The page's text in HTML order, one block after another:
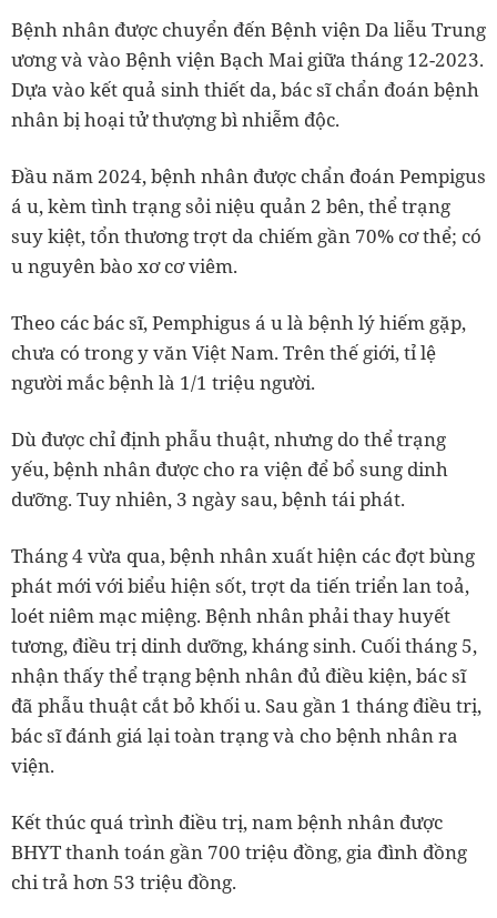
Bệnh nhân được chuyển đến Bệnh viện Da liễu Trung
ương và vào Bệnh viện Bạch Mai giữa tháng 12-2023.
Dựa vào kết quả sinh thiết da, bác sĩ chẩn đoán bệnh
nhân bị hoại tử thượng bì nhiễm độc.
Đầu năm 2024, bệnh nhân được chẩn đoán Pempigus
á u, kèm tình trạng sỏi niệu quản 2 bên, thể trạng
suy kiệt, tổn thương trợt da chiếm gần 70% cơ thể; có
u nguyên bào xơ cơ viêm.
Theo các bác sĩ, Pemphigus á u là bệnh lý hiếm gặp,
chưa có trong y văn Việt Nam. Trên thế giới, tỉ lệ
người mắc bệnh là 1/1 triệu người.
Dù được chỉ định phẫu thuật, nhưng do thể trạng
yếu, bệnh nhân được cho ra viện để bổ sung dinh
dưỡng. Tuy nhiên, 3 ngày sau, bệnh tái phát.
Tháng 4 vừa qua, bệnh nhân xuất hiện các đợt bùng
phát mới với biểu hiện sốt, trợt da tiến triển lan toả,
loét niêm mạc miệng. Bệnh nhân phải thay huyết
tương, điều trị dinh dưỡng, kháng sinh. Cuối tháng 5,
nhận thấy thể trạng bệnh nhân đủ điều kiện, bác sĩ
đã phẫu thuật cắt bỏ khối u. Sau gần 1 tháng điều trị,
bác sĩ đánh giá lại toàn trạng và cho bệnh nhân ra
viện.
Kết thúc quá trình điều trị, nam bệnh nhân được
BHYT thanh toán gần 700 triệu đồng, gia đình đồng
chi trả hơn 53 triệu đồng.